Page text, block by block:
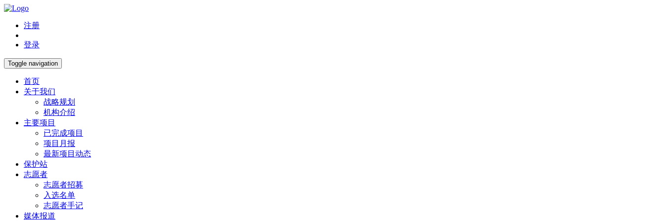
注册
登录
Toggle navigation
首页
关于我们
战略规划
机构介绍
主要项目
已完成项目
项目月报
最新项目动态
保护站
志愿者
志愿者招募
入选名单
志愿者手记
媒体报道